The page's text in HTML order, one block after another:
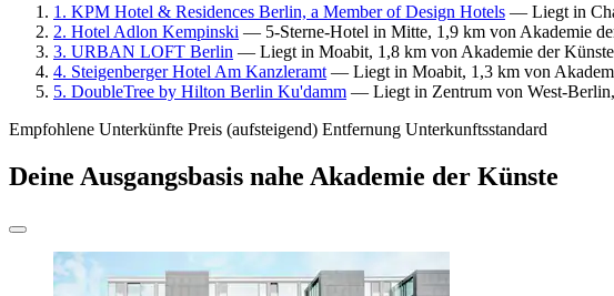
1. KPM Hotel & Residences Berlin, a Member of Design Hotels — Liegt in
2. Hotel Adlon Kempinski — 5-Sterne-Hotel in Mitte, 1,9 km von Akademie
3. URBAN LOFT Berlin — Liegt in Moabit, 1,8 km von Akademie der
4. Steigenberger Hotel Am Kanzleramt — Liegt in Moabit, 1,3 km von
5. DoubleTree by Hilton Berlin Ku'damm — Liegt in Zentrum von West-
Empfohlene Unterkünfte Preis (aufsteigend) Entfernung Unterkunftsstandard
Deine Ausgangsbasis nahe Akademie der Künste